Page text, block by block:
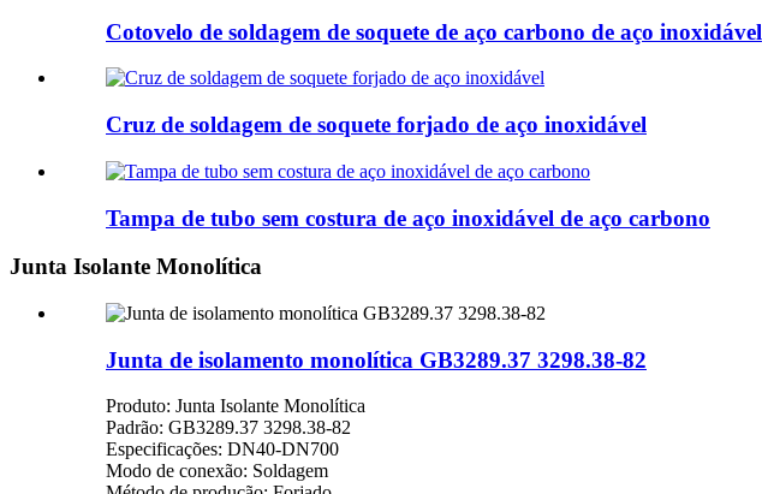
Cotovelo de soldagem de soquete de aço carbono de aço inoxidável
Cruz de soldagem de soquete forjado de aço inoxidável
Tampa de tubo sem costura de aço inoxidável de aço carbono
Junta Isolante Monolítica
Junta de isolamento monolítica GB3289.37 3298.38-82
Produto: Junta Isolante Monolítica
Padrão: GB3289.37 3298.38-82
Especificações: DN40-DN700
Modo de conexão: Soldagem